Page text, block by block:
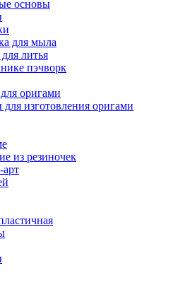
основы
для мыла
литья
пэчворк
оригами
изготовления оригами
из резиночек